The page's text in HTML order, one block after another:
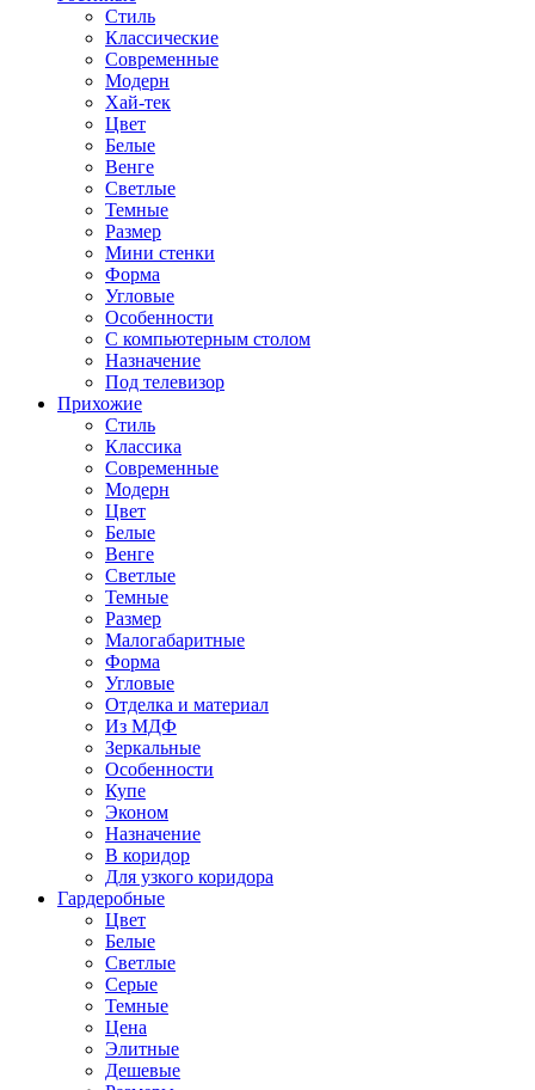
Стиль
Классические
Современные
Модерн
Хай-тек
Цвет
Белые
Венге
Светлые
Темные
Размер
Мини стенки
Форма
Угловые
Особенности
С компьютерным столом
Назначение
Под телевизор
Прихожие
Стиль
Классика
Современные
Модерн
Цвет
Белые
Венге
Светлые
Темные
Размер
Малогабаритные
Форма
Угловые
Отделка и материал
Из МДФ
Зеркальные
Особенности
Купе
Эконом
Назначение
В коридор
Для узкого коридора
Гардеробные
Цвет
Белые
Светлые
Серые
Темные
Цена
Элитные
Дешевые